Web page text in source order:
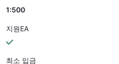
1:500
지원EA
최소 입금